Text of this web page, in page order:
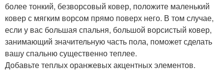
более тонкий, безворсовый ковер, положите маленький
ковер с мягким ворсом прямо поверх него. В том случае,
если у вас большая спальня, большой ворсистый ковер,
занимающий значительную часть пола, поможет сделать
вашу спальню существенно теплее.
Добавьте теплых оранжевых акцентных элементов.